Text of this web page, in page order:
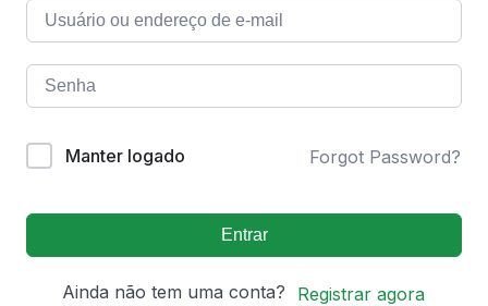
Manter logado Forgot Password?
Entrar
Ainda não tem uma conta? Registrar agora